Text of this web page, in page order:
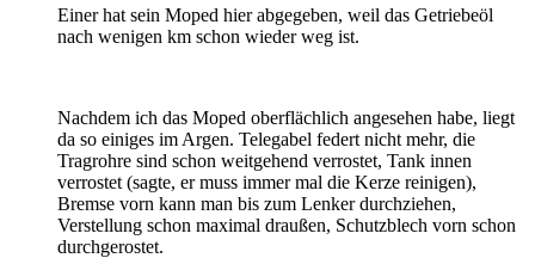
Einer hat sein Moped hier abgegeben, weil das Getriebeöl
nach wenigen km schon wieder weg ist.
Nachdem ich das Moped oberflächlich angesehen habe, liegt
da so einiges im Argen. Telegabel federt nicht mehr, die
Tragrohre sind schon weitgehend verrostet, Tank innen
verrostet (sagte, er muss immer mal die Kerze reinigen),
Bremse vorn kann man bis zum Lenker durchziehen,
Verstellung schon maximal draußen, Schutzblech vorn schon
durchgerostet.